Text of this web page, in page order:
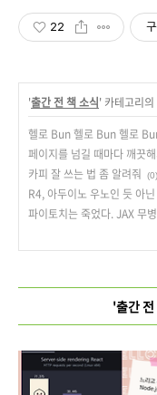
22
'출간 전 책 소식' 카테고리
헬로 Bun 헬로 Bun 헬로
페이지를 넘길 때마다 깨끗
카피 잘 쓰는 법 좀 알려줘 (0)
R4, 아두이노 우노인 듯 아
파이토치는 죽었다. JAX 무
'출간